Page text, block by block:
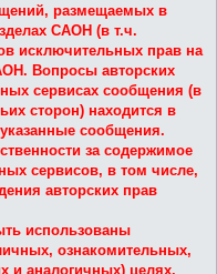
размещаемых в
САОН (в т.ч.
исключительных прав на
Вопросы авторских
сервисах сообщения (в
сторон) находится в
сообщения.
за содержимое
сервисов, в том числе,
авторских прав
использованы
ознакомительных,
и аналогичных) целях.